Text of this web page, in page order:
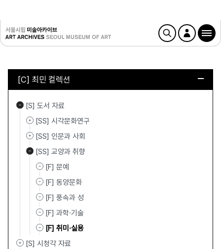
[C] 최민 컬렉션
[S] 도서 자료
[SS] 시각문화연구
[SS] 인문과 사회
[SS] 교양과 취향
[F] 문예
[F] 동양문화
[F] 풍속과 성
[F] 과학·기술
[F] 취미·실용
[S] 시청각 자료